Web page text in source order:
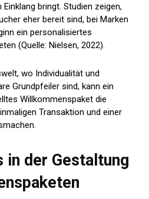
bringt. Studien zeigen,
eher bereit sind, bei Marken
ein personalisiertes
(Quelle: Nielsen, 2022).
wo Individualität und
Grundpfeiler sind, kann ein
Willkommenspaket die
Transaktion und einer
der Gestaltung